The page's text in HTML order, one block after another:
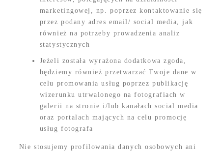
marketingowej, np. poprzez kontaktowanie się
przez podany adres email/ social media, jak
również na potrzeby prowadzenia analiz
statystycznych
Jeżeli została wyrażona dodatkowa zgoda,
będziemy również przetwarzać Twoje dane w
celu promowania usług poprzez publikację
wizerunku utrwalonego na fotografiach w
galerii na stronie i/lub kanałach social media
oraz portalach mających na celu promocję
usług fotografa
Nie stosujemy profilowania danych osobowych ani